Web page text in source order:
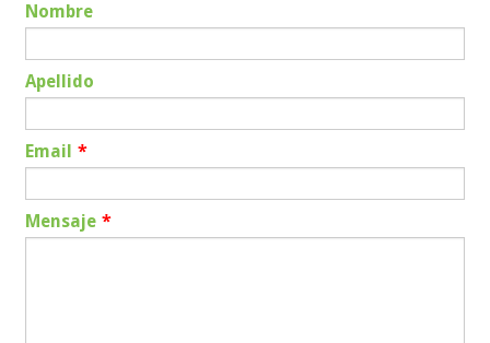
Nombre
Apellido
Email *
Mensaje *